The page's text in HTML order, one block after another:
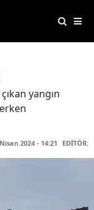
yangın
2024 - 14:21 EDİTÖR: